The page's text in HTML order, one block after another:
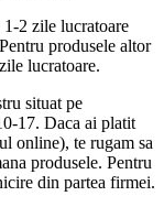
2 zile lucratoare
produsele altor
lucratoare.
situat pe
17. Daca ai platit
online), te rugam sa
produsele. Pentru
din partea firmei.